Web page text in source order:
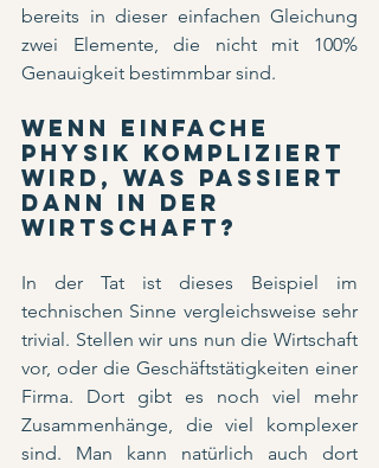
bereits in dieser einfachen Gleichung
zwei Elemente, die nicht mit 100%
Genauigkeit bestimmbar sind.
Wenn einfache
Physik kompliziert
wird, was passiert
dann in der
Wirtschaft?
In der Tat ist dieses Beispiel im
technischen Sinne vergleichsweise sehr
trivial. Stellen wir uns nun die Wirtschaft
vor, oder die Geschäftstätigkeiten einer
Firma. Dort gibt es noch viel mehr
Zusammenhänge, die viel komplexer
sind. Man kann natürlich auch dort